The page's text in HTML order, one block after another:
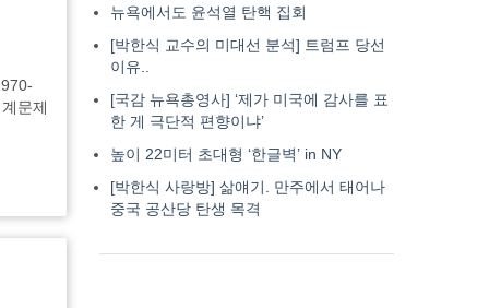
문제
뉴욕에서도 윤석열 탄핵 집회
[박한식 교수의 미대선 분석] 트럼프 당선
이유..
[국감 뉴욕총영사] ‘제가 미국에 감사를 표
한 게 극단적 편향이냐’
높이 22미터 초대형 ‘한글벽’ in NY
[박한식 사랑방] 삶얘기. 만주에서 태어나
중국 공산당 탄생 목격